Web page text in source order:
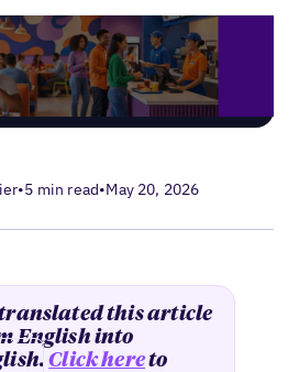
•5 min read•May 20, 2026
translated this article
English into
Click hereto